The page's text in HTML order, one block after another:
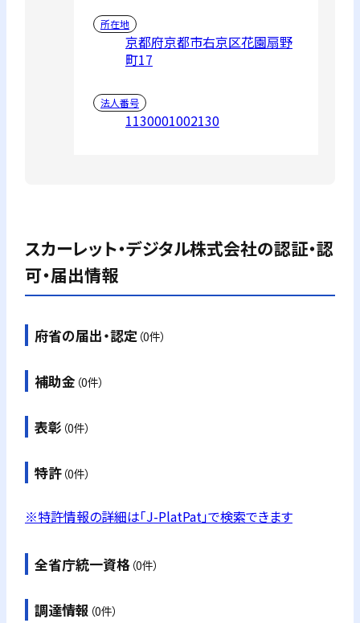
所在地
京都府京都市右京区花園扇野
町17
法人番号
1130001002130
スカーレット・デジタル株式会社の認証・認
可・届出情報
府省の届出・認定 （0件）
補助金 （0件）
表彰 （0件）
特許（0件）
※特許情報の詳細は「J-PlatPat」で検索できます
全省庁統一資格（0件）
調達情報 （0件）